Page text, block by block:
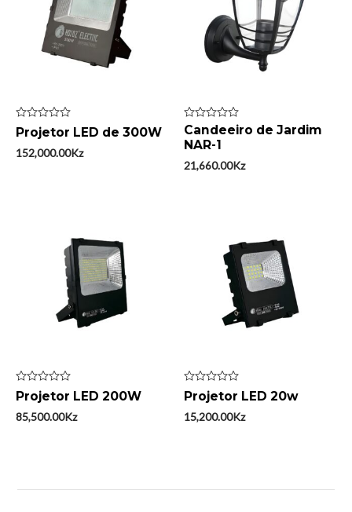
Avaliação
0
de
5
Projetor LED de 300W
152,000.00Kz
Avaliação
0
de
Candeeiro de Jardim
NAR-1
21,660.00Kz
Avaliação
0
de
5
Projetor LED 200W
85,500.00Kz
Avaliação
0
de
5
Projetor LED 20w
15,200.00Kz